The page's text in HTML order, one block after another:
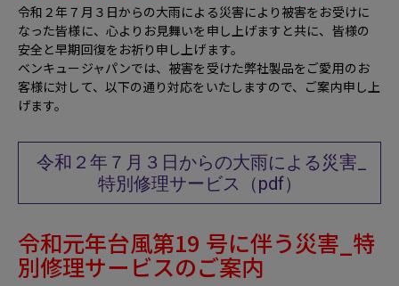
令和２年７月３日からの大雨による災害により被害をお受けに
なった皆様に、心よりお見舞いを申し上げますと共に、皆様の
安全と早期回復をお祈り申し上げます。
ベンキュージャパンでは、被害を受けた弊社製品をご愛用のお
客様に対して、以下の通り対応をいたしますので、ご案内申し上
げます。
令和２年７月３日からの大雨による災害_
特別修理サービス（pdf）
令和元年台風第19 号に伴う災害_特
別修理サービスのご案内